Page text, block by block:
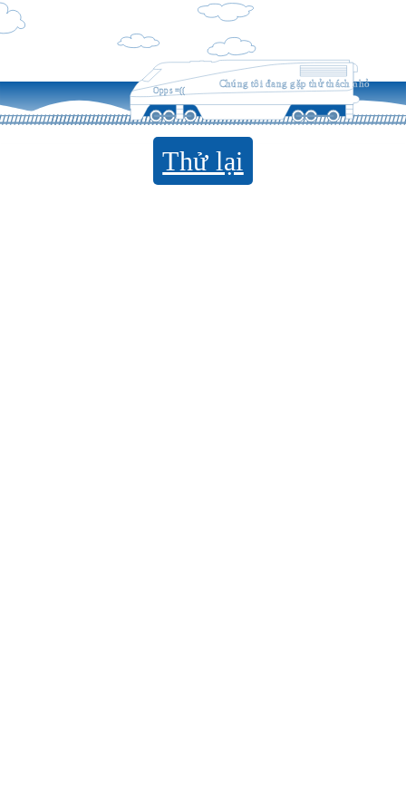
Opps =((
Chúng tôi đang gặp thử thách nhỏ
Thử lại